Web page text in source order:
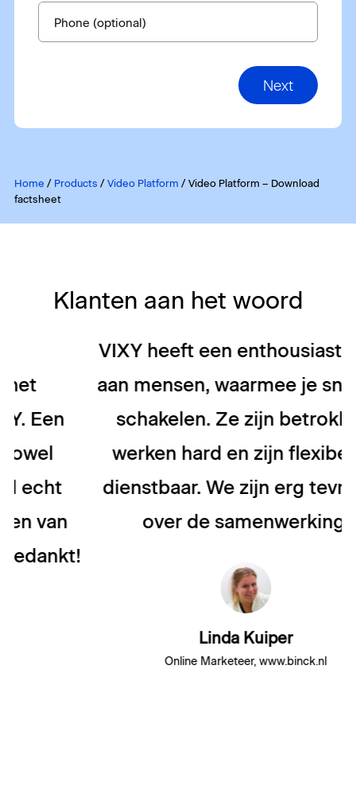
Phone (optional)
Next
Home / Products / Video Platform / Video Platform – Download
factsheet
Klanten aan het woord
VIXY heeft een enthousiast team
aan mensen, waarmee je snel kan
schakelen. Ze zijn betrokken,
werken hard en zijn flexibel en
dienstbaar. We zijn erg tevreden
over de samenwerking.
Linda Kuiper
Online Marketeer, www.binck.nl